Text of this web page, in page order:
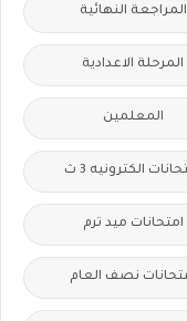
المراجعة النهائية
المرحلة الاعدادية
المعلمين
الكترونيه 3 ث
امتحانات ميد ترم
نصف العام